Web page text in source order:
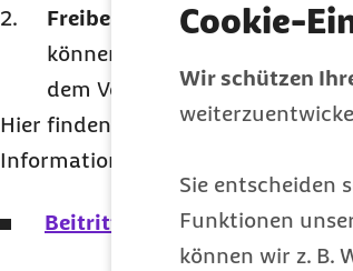
Cookie-
Wir schützen
Sie entscheiden
Funktionen
können wir z. B.
Freiberufliche Hebammen ,
können über den GKV-
dem Vertrag beitreten.
Hier finden Sie alle relevanten
Informationen zur Hebammenliste:
Beitrittsformular für